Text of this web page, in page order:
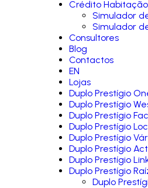
Crédito Habitação
Simulador
Simulador
Consultores
Blog
Contactos
EN
Lojas
Duplo Prestígio
Duplo Prestígio
Duplo Prestígio
Duplo Prestígio
Duplo Prestígio
Duplo Prestígio
Duplo Prestígio
Duplo Prestígio
Duplo